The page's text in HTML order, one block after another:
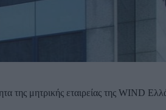
της μητρικής εταιρείας της WIND